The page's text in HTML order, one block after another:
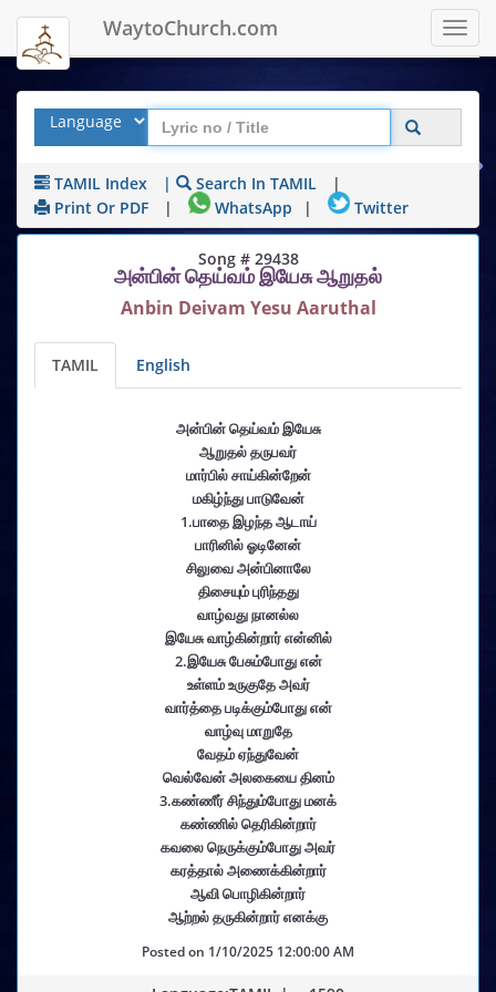
WaytoChurch.com
TAMIL Index | Search In TAMIL
|
Print Or PDF
| WhatsApp | Twitter
Song # 29438
அன்பின் தெய்வம் இயேசு ஆறுதல்
Anbin Deivam Yesu Aaruthal
TAMIL English
அன்பின் தெய்வம் இயேசு
ஆறுதல் தருபவர்
மார்பில் சாய்கின்றேன்
மகிழ்ந்து பாடுவேன்
1.பாதை இழந்த ஆடாய்
பாரினில் ஓடினேன்
சிலுவை அன்பினாலே
திசையும் புரிந்தது
வாழ்வது நானல்ல
இயேசு வாழ்கின்றார் என்னில்
2.இயேசு பேசும்போது என்
உள்ளம் உருகுதே அவர்
வார்த்தை படிக்கும்போது என்
வாழ்வு மாறுதே
வேதம் ஏந்துவேன்
வெல்வேன் அலகையை தினம்
3.கண்ணீர் சிந்தும்போது மனக்
கண்ணில் தெரிகின்றார்
கவலை நெருக்கும்போது அவர்
கரத்தால் அணைக்கின்றார்
ஆவி பொழிகின்றார்
ஆற்றல் தருகின்றார் எனக்கு
Posted on 1/10/2025 12:00:00 AM